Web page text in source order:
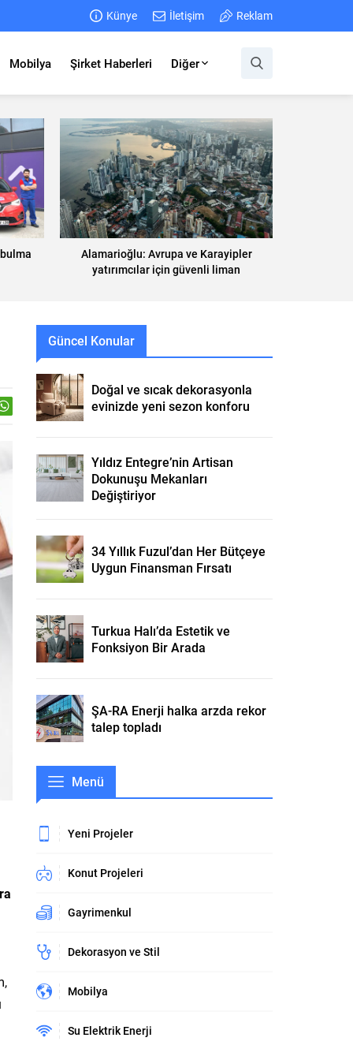
Künye İletişim Reklam
Mobilya Şirket Haberleri Diğer
Alamarioğlu: Avrupa ve Karayipler
yatırımcılar için güvenli liman
Güncel Konular
Doğal ve sıcak dekorasyonla
evinizde yeni sezon konforu
Yıldız Entegre’nin Artisan
Dokunuşu Mekanları
Değiştiriyor
34 Yıllık Fuzul’dan Her Bütçeye
Uygun Finansman Fırsatı
Turkua Halı’da Estetik ve
Fonksiyon Bir Arada
ŞA-RA Enerji halka arzda rekor
talep topladı
Menü
Yeni Projeler
Konut Projeleri
Gayrimenkul
Dekorasyon ve Stil
Mobilya
Su Elektrik Enerji